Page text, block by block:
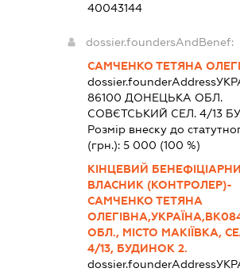
40043144
dossier.foundersAndBenef:
САМЧЕНКО ТЕТЯНА
dossier.founderAddress
86100 ДОНЕЦЬКА ОБЛ.
СОВЄТСЬКИЙ СЕЛ. 4/13
Розмір внеску до
(грн.): 5 000 (100 %)
КІНЦЕВИЙ
ВЛАСНИК (КОНТРОЛЕР)-
САМЧЕНКО ТЕТЯНА
ОБЛ., МІСТО МАКІЇВКА,
4/13, БУДИНОК 2.
dossier.founderAddress